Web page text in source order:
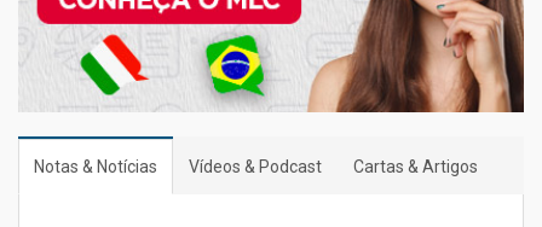
Notas & Notícias Vídeos & Podcast Cartas & Artigos